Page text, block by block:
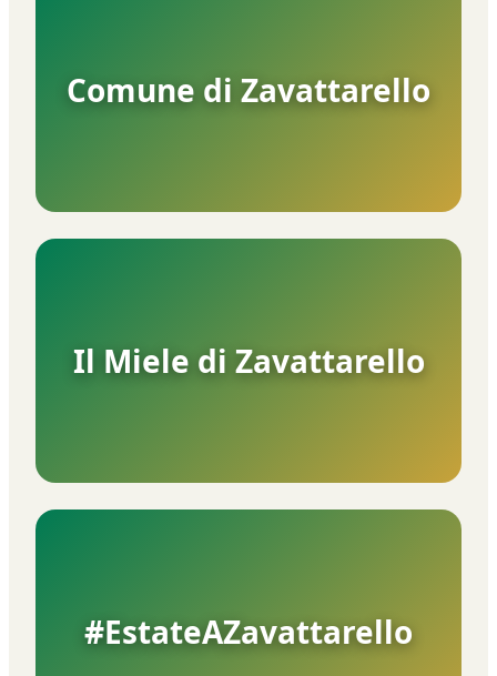
Comune di Zavattarello
Il Miele di Zavattarello
#EstateAZavattarello